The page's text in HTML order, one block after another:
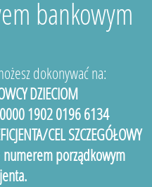
bankowym
dokonywać na:
DZIECIOM
1902 0196 6134
CEL SZCZEGÓŁOWY
numerem porządkowym